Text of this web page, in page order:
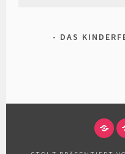
DAS